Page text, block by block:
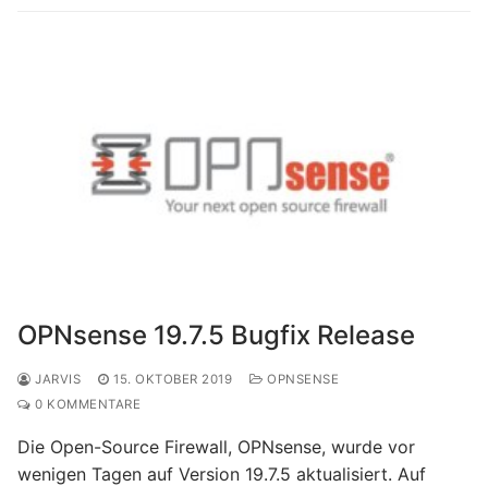
OPNsense 19.7.5 Bugfix Release
JARVIS 15. OKTOBER 2019
OPNSENSE
0 KOMMENTARE
Die Open-Source Firewall, OPNsense, wurde vor
wenigen Tagen auf Version 19.7.5 aktualisiert. Auf